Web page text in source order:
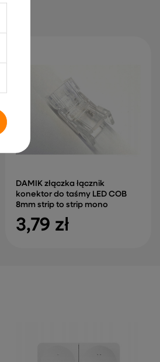
DAMIK złączka łącznik
konektor do taśmy LED COB
8mm strip to strip mono
3,79 zł